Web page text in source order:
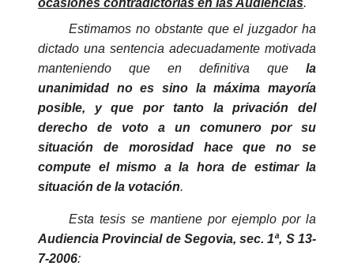
ocasiones contradictorias en las Audiencias.
Estimamos no obstante que el juzgador ha
dictado una sentencia adecuadamente motivada
manteniendo que en definitiva que la
unanimidad no es sino la máxima mayoría
posible, y que por tanto la privación del
derecho de voto a un comunero por su
situación de
morosidad
hace que no se
compute el mismo a la hora de estimar la
situación de la votación.
Esta tesis se mantiene por ejemplo por la
Audiencia Provincial de Segovia, sec. 1ª, S 13-
7-2006: